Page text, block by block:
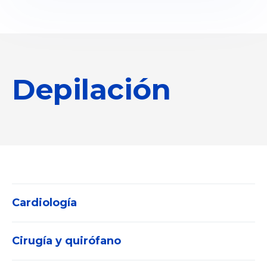
Depilación
Cardiología
Electrocardiógrafos
Cirugía y quirófano